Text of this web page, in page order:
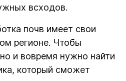
всходов.
почв имеет свои
регионе. Чтобы
и вовремя нужно найти
который сможет